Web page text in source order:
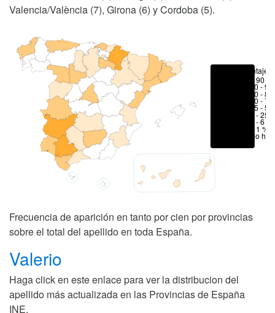
Valencia/València (7), Girona (6) y Cordoba (5).
Porcentajes
> 90 %
80 -
70 -
50 -
25 -
6 - 25
1 - 6 %
< 1 %
No hay
Frecuencia de aparición en tanto por cien por provincias
sobre el total del apellido en toda España.
Valerio
Haga click en este enlace para ver la distribucion del
apellido más actualizada en las Provincias de España
INE.